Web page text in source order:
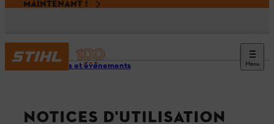
MAINTENANT !
Menu
Services et événements
NOTICES D'UTILISATION